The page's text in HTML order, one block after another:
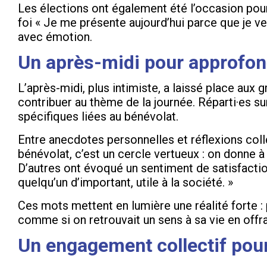
Les élections ont également été l’occasion
foi « Je me présente aujourd’hui parce que je
avec émotion.
Un après-midi pour
L’après-midi, plus intimiste, a laissé place aux
contribuer au thème de la journée. Réparti·es
spécifiques liées au bénévolat.
Entre anecdotes personnelles et réflexions
bénévolat, c’est un cercle vertueux : on donne
D’autres ont évoqué un sentiment de
quelqu’un d’important, utile à la société. »
Ces mots mettent en lumière une réalité forte :
comme si on retrouvait un sens à sa vie en
Un engagement collectif